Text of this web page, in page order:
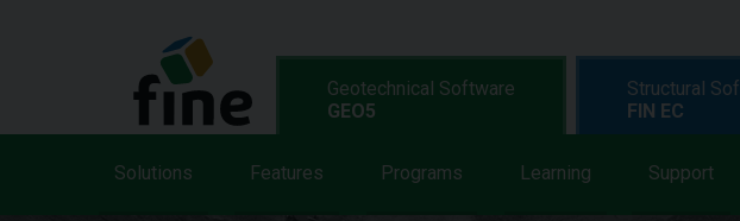
Geotechnical Software
GEO5
Solutions Features Programs Learning Support
Structural
FIN EC